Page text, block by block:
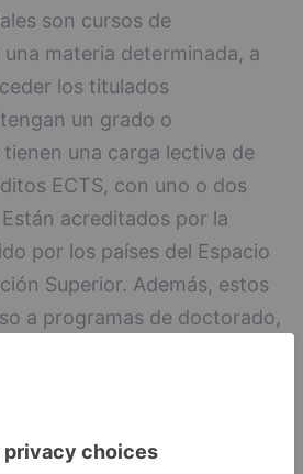
son cursos de
materia determinada, a
los titulados
un grado o
una carga lectiva de
ECTS, con uno o dos
acreditados por la
por los países del Espacio
Superior. Además, estos
a programas de doctorado,